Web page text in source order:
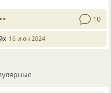
10
16 июн 2024